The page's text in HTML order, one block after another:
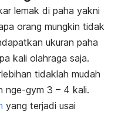
lemak di paha yakni
orang mungkin tidak
ukuran paha
kali olahraga saja.
tidaklah mudah
nge-gym 3 – 4 kali.
yang terjadi usai